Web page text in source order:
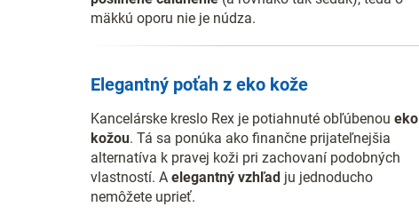
mäkkú oporu nie je núdza.
Elegantný poťah z eko kože
Kancelárske kreslo Rex je potiahnuté obľúbenou eko
kožou. Tá sa ponúka ako finančne prijateľnejšia
alternatíva k pravej koži pri zachovaní podobných
vlastností. A elegantný vzhľad ju jednoducho
nemôžete uprieť.